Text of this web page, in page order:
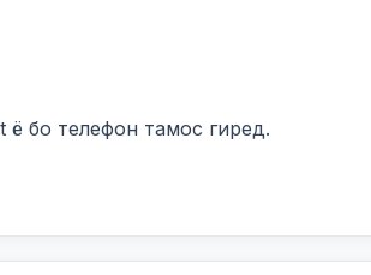
бо телефон тамос гиред.